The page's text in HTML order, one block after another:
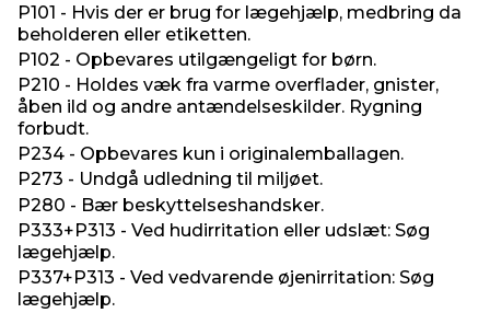
P101 - Hvis der er brug for lægehjælp, medbring da
beholderen eller etiketten.
P102 - Opbevares utilgængeligt for børn.
P210 - Holdes væk fra varme overflader, gnister,
åben ild og andre antændelseskilder. Rygning
forbudt.
P234 - Opbevares kun i originalemballagen.
P273 - Undgå udledning til miljøet.
P280 - Bær beskyttelseshandsker.
P333+P313 - Ved hudirritation eller udslæt: Søg
lægehjælp.
P337+P313 - Ved vedvarende øjenirritation: Søg
lægehjælp.